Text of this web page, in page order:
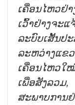
ເຄື່ອນໄຫວຢ່
ເວົ້າຢ່າງຈະ
ລະບົບເສັ້ນປ
ລະຫວ່າງແຂ
ເຄື່ອນໄຫວ
ເພື່ອສັງລວມ
ສະພາບການ